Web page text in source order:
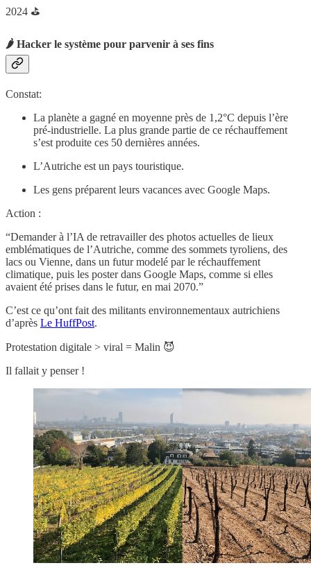
2024 ⛳️
🌶️ Hacker le système pour parvenir à ses fins
Constat:
La planète a gagné en moyenne près de 1,2°C depuis l’ère
pré-industrielle. La plus grande partie de ce réchauffement
s’est produite ces 50 dernières années.
L’Autriche est un pays touristique.
Les gens préparent leurs vacances avec Google Maps.
Action :
“Demander à l’IA de retravailler des photos actuelles de lieux
emblématiques de l’Autriche, comme des sommets tyroliens, des
lacs ou Vienne, dans un futur modelé par le réchauffement
climatique, puis les poster dans Google Maps, comme si elles
avaient été prises dans le futur, en mai 2070.”
C’est ce qu’ont fait des militants environnementaux autrichiens
d’après Le HuffPost.
Protestation digitale > viral = Malin 😈
Il fallait y penser !